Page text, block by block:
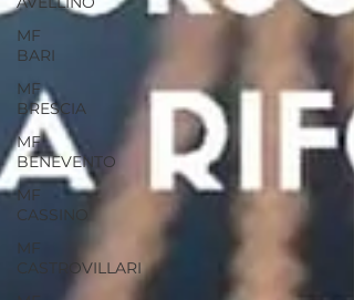
MF
BARI
MF
BRESCIA
MF
BENEVENTO
MF
CASSINO
MF
CASTROVILLARI